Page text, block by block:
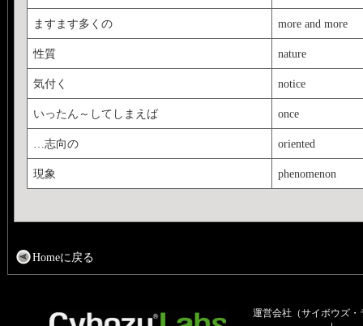
ますます多くの more and more
性質 nature
気付く notice
いったん～してしまえば once
…志向の oriented
現象 phenomenon
Homeに戻る
運営会社（サイボウズ・